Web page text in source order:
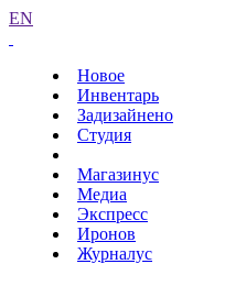
EN
Новое
Инвентарь
Задизайнено
Студия
Магазинус
Медиа
Экспресс
Иронов
Журналус